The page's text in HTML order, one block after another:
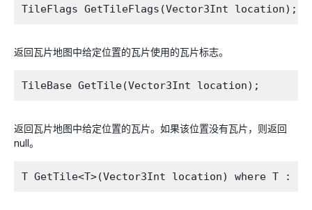
返回瓦片地图中给定位置的瓦片使用的瓦片标志。
返回瓦片地图中给定位置的瓦片。如果该位置没有瓦片，则返回
null。